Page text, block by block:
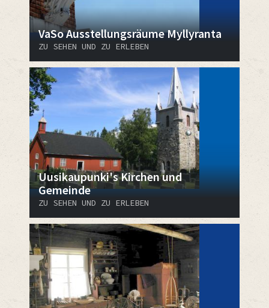
VaSo Ausstellungsräume Myllyranta
ZU SEHEN UND ZU ERLEBEN
Uusikaupunki's Kirchen und
Gemeinde
ZU SEHEN UND ZU ERLEBEN